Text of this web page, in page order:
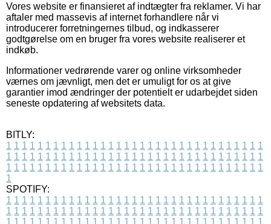
Vores website er finansieret af indtægter fra reklamer. Vi har
aftaler med massevis af internet forhandlere når vi
introducerer forretningernes tilbud, og indkasserer
godtgørelse om en bruger fra vores website realiserer et
indkøb.
Informationer vedrørende varer og online virksomheder
værnes om jævnligt, men det er umuligt for os at give
garantier imod ændringer der potentielt er udarbejdet siden
seneste opdatering af websitets data.
BITLY:
1 1 1 1 1 1 1 1 1 1 1 1 1 1 1 1 1 1 1 1 1 1 1 1 1 1 1 1 1 1 1 1 1
1 1 1 1 1 1 1 1 1 1 1 1 1 1 1 1 1 1 1 1 1 1 1 1 1 1 1 1 1 1 1 1 1
1 1 1 1 1 1 1 1 1 1 1 1 1 1 1 1 1 1 1 1 1 1 1 1 1 1 1 1 1 1 1 1 1
1
SPOTIFY:
1 1 1 1 1 1 1 1 1 1 1 1 1 1 1 1 1 1 1 1 1 1 1 1 1 1 1 1 1 1 1 1 1
1 1 1 1 1 1 1 1 1 1 1 1 1 1 1 1 1 1 1 1 1 1 1 1 1 1 1 1 1 1 1 1 1
1 1 1 1 1 1 1 1 1 1 1 1 1 1 1 1 1 1 1 1 1 1 1 1 1 1 1 1 1 1 1 1 1